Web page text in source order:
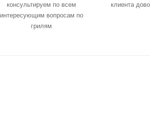
консультируем по всем
интересующим вопросам по
грилям
клиента